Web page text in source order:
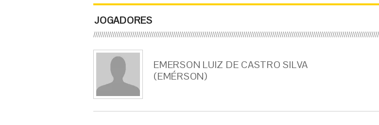
JOGADORES
EMERSON LUIZ DE CASTRO SILVA
(EMÉRSON)